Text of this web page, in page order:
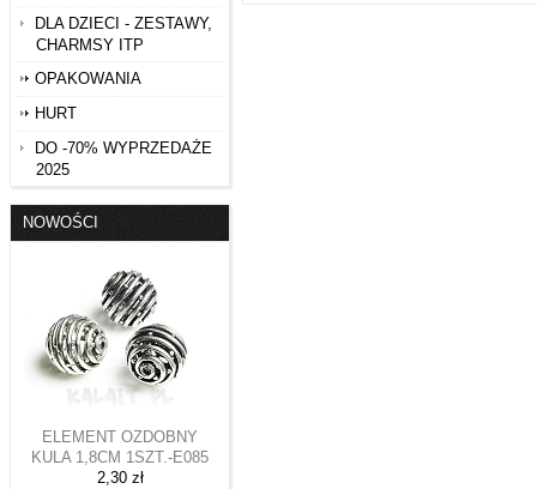
DLA DZIECI - ZESTAWY,
CHARMSY ITP
OPAKOWANIA
HURT
DO -70% WYPRZEDAŻE
2025
NOWOŚCI
ELEMENT OZDOBNY
KULA 1,8CM 1SZT.-E085
2,30 zł